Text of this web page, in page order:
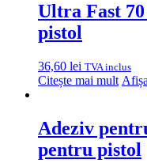
Ultra Fast
pistol
36,60 lei TVA inclus
Citește mai mult
Adeziv
pentru pistol